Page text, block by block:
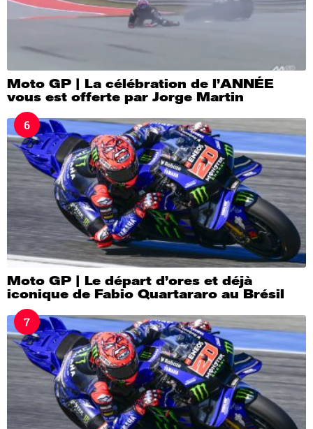
Moto GP | La célébration de l’ANNÉE
vous est offerte par Jorge Martin
6
Moto GP | Le départ d’ores et déjà
iconique de Fabio Quartararo au Brésil
7